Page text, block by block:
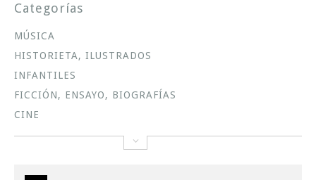
Categorías
MÚSICA
HISTORIETA, ILUSTRADOS
INFANTILES
FICCIÓN, ENSAYO, BIOGRAFÍAS
CINE